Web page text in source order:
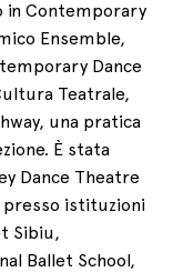
in Contemporary
Ensemble,
Dance
Teatrale,
una pratica
È stata
Dance Theatre
istituzioni
Sibiu,
Ballet School,